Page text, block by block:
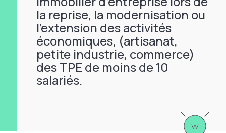
la reprise, la modernisation ou
l’extension des activités
économiques, (artisanat,
petite industrie, commerce)
des TPE de moins de 10
salariés.